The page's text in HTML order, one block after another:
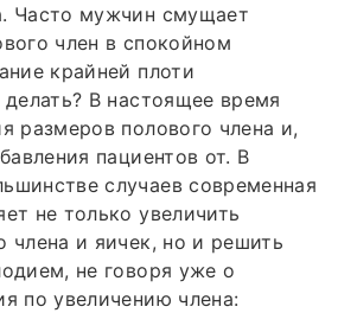
Часто мужчин смущает
член в спокойном
крайней плоти
делать? В настоящее время
размеров полового члена и,
пациентов от. В
случаев современная
не только увеличить
члена и яичек, но и решить
не говоря уже о
по увеличению члена: